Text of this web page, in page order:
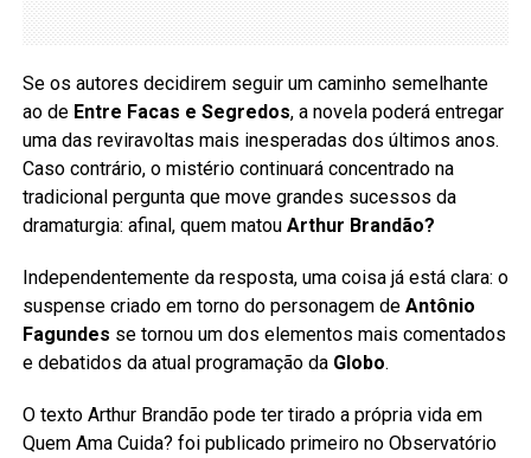
Se os autores decidirem seguir um caminho semelhante
ao de Entre Facas e Segredos, a novela poderá entregar
uma das reviravoltas mais inesperadas dos últimos anos.
Caso contrário, o mistério continuará concentrado na
tradicional pergunta que move grandes sucessos da
dramaturgia: afinal, quem matou Arthur Brandão?
Independentemente da resposta, uma coisa já está clara: o
suspense criado em torno do personagem de Antônio
Fagundes se tornou um dos elementos mais comentados
e debatidos da atual programação da Globo.
O texto Arthur Brandão pode ter tirado a própria vida em
Quem Ama Cuida? foi publicado primeiro no Observatório